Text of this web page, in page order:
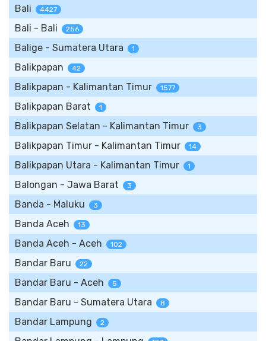
Bali 4427
Bali - Bali 256
Balige - Sumatera Utara 1
Balikpapan 42
Balikpapan - Kalimantan Timur 1577
Balikpapan Barat 1
Balikpapan Selatan - Kalimantan Timur 3
Balikpapan Timur - Kalimantan Timur 14
Balikpapan Utara - Kalimantan Timur 1
Balongan - Jawa Barat 3
Banda - Maluku 3
Banda Aceh 13
Banda Aceh - Aceh 102
Bandar Baru 22
Bandar Baru - Aceh 5
Bandar Baru - Sumatera Utara 8
Bandar Lampung 2